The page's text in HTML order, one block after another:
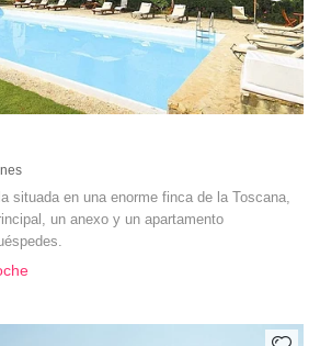
situada en una enorme finca de la Toscana,
un anexo y un apartamento